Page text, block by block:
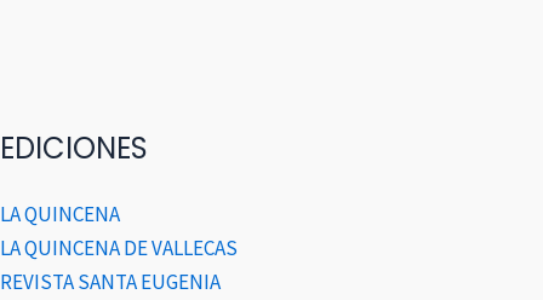
EDICIONES
LA QUINCENA
LA QUINCENA DE VALLECAS
REVISTA SANTA EUGENIA